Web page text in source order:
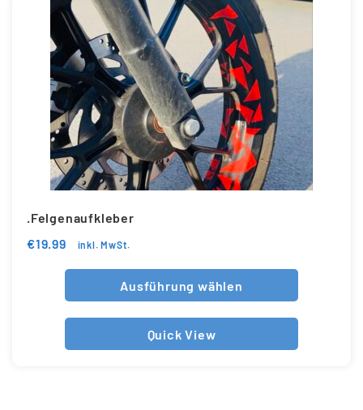
.Felgenaufkleber
€19.99 inkl. MwSt.
Ausführung wählen
Quick View